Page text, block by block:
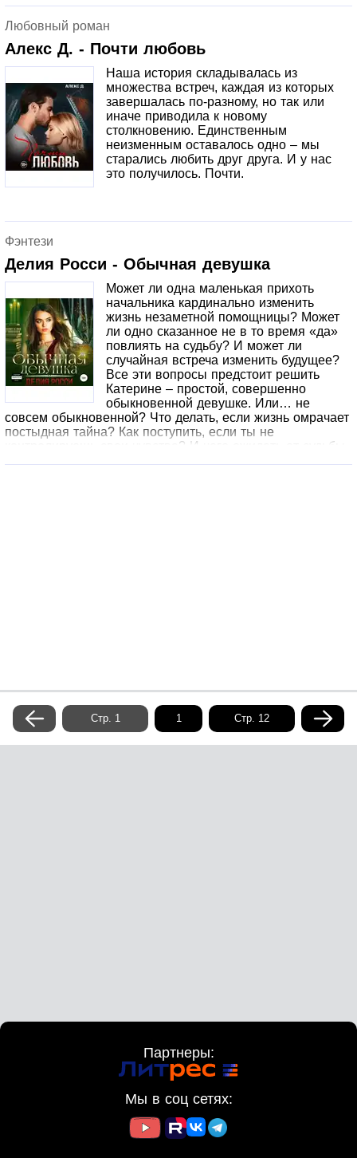
Любовный роман
Алекс Д. - Почти любовь
Наша история складывалась из
множества встреч, каждая из которых
завершалась по-разному, но так или
иначе приводила к новому
столкновению. Единственным
неизменным оставалось одно – мы
старались любить друг друга. И у нас
это получилось. Почти.
Фэнтези
Делия Росси - Обычная девушка
Может ли одна маленькая прихоть
начальника кардинально изменить
жизнь незаметной помощницы? Может
ли одно сказанное не в то время «да»
повлиять на судьбу? И может ли
случайная встреча изменить будущее?
Все эти вопросы предстоит решить
Катерине – простой, совершенно
обыкновенной девушке. Или… не
совсем обыкновенной? Что делать, если жизнь омрачает
постыдная тайна? Как поступить, если ты не
контролируешь свои чувства? И чего ожидать от судьбы,
Стр. 1 Стр. 12
Партнеры:
Мы в соц сетях: